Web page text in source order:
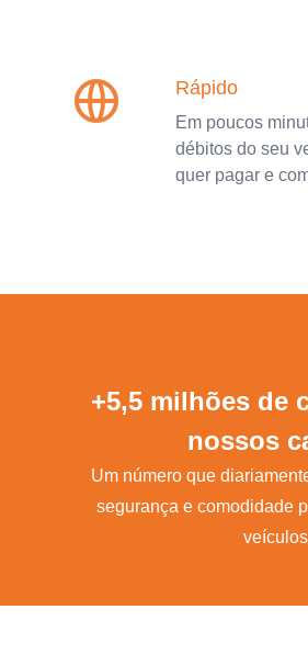
Rápido
Em poucos
débitos do seu
quer pagar e
+5,5 milhões de
nossos
Um número que
segurança e comodidade